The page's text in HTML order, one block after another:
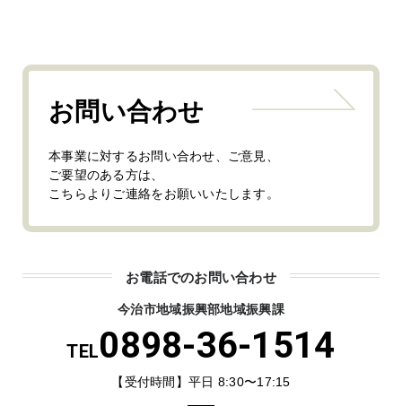
お問い合わせ
本事業に対するお問い合わせ、ご意見、
ご要望のある方は、
こちらよりご連絡をお願いいたします。
お電話でのお問い合わせ
今治市地域振興部地域振興課
TEL0898-36-1514
【受付時間】平日 8:30〜17:15